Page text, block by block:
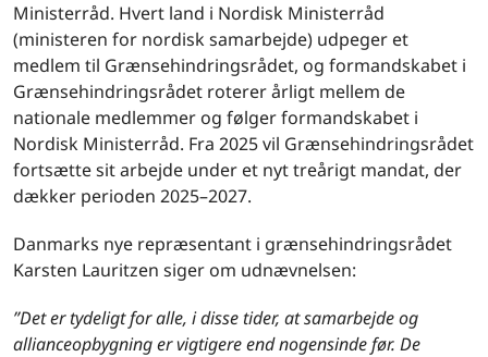
Ministerråd. Hvert land i Nordisk Ministerråd
(ministeren for nordisk samarbejde) udpeger et
medlem til Grænsehindringsrådet, og formandskabet i
Grænsehindringsrådet roterer årligt mellem de
nationale medlemmer og følger formandskabet i
Nordisk Ministerråd. Fra 2025 vil Grænsehindringsrådet
fortsætte sit arbejde under et nyt treårigt mandat, der
dækker perioden 2025–2027.
Danmarks nye repræsentant i grænsehindringsrådet
Karsten Lauritzen siger om udnævnelsen:
”Det er tydeligt for alle, i disse tider, at samarbejde og
allianceopbygning er vigtigere end nogensinde før. De